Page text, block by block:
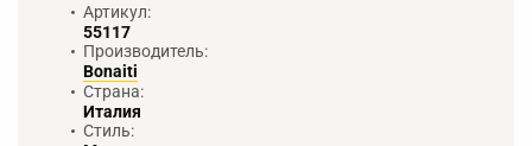
Артикул:
55117
Производитель:
Bonaiti
Страна:
Италия
Стиль: